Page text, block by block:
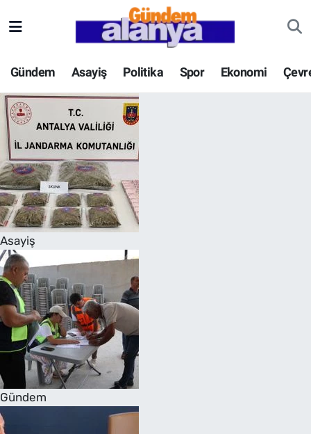
Gündem Asayiş Politika Spor Ekonomi
Asayiş
Gündem